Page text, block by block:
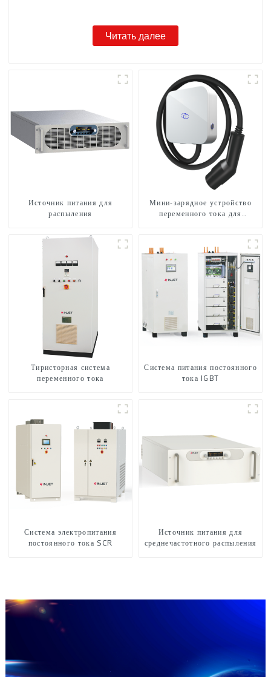
Читать далее
Источник питания для
распыления
Мини-зарядное устройство
переменного тока для
Тиристорная система
переменного тока
Система питания постоянного
тока IGBT
Система электропитания
постоянного тока SCR
Источник питания для
среднечастотного распыления